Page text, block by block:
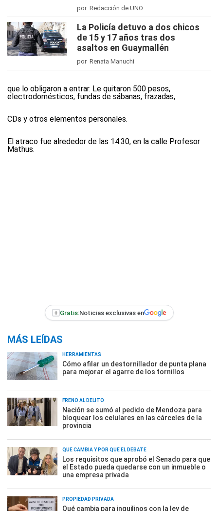
por Redacción de UNO
La Policía detuvo a dos chicos
de 15 y 17 años tras dos
asaltos en Guaymallén
por Renata Manuchi
que lo obligaron a entrar. Le quitaron 500 pesos,
electrodomésticos, fundas de sábanas, frazadas,
CDs y otros elementos personales.
El atraco fue alrededor de las 14.30, en la calle Profesor
Mathus.
+ Gratis:Noticias exclusivas en
MÁS LEÍDAS
HERRAMIENTAS
Cómo afilar un destornillador de punta plana
para mejorar el agarre de los tornillos
FRENO AL DELITO
Nación se sumó al pedido de Mendoza para
bloquear los celulares en las cárceles de la
provincia
QUÉ CAMBIA Y POR QUÉ EL DEBATE
Los requisitos que aprobó el Senado para que
el Estado pueda quedarse con un inmueble o
una empresa privada
PROPIEDAD PRIVADA
Qué cambia para inquilinos con la ley de